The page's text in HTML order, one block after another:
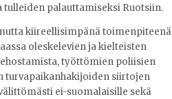
palauttamiseksi Ruotsiin.
kiireellisimpänä toimenpiteenä
oleskelevien ja kielteisten
työttömien poliisien
turvapaikanhakijoiden siirtojen
ei-suomalaisille sekä